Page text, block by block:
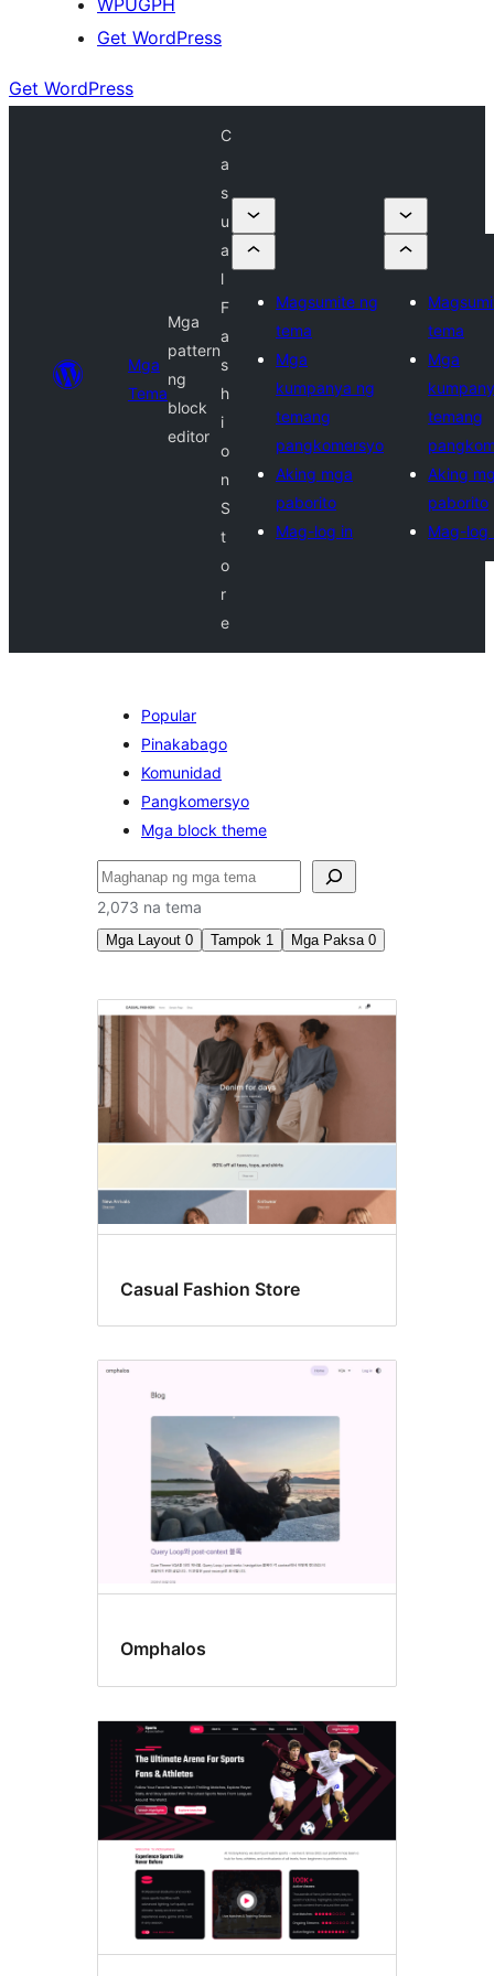
WPUGPH
Get WordPress
Get WordPress
Mga
Tema
Mga
pattern
ng
block
editor
C
a
s
u
a
l
F
a
s
h
i
o
n
S
t
o
r
e
Magsumite ng
tema
Mga
kumpanya ng
temang
pangkomersyo
Aking mga
paborito
Mag-log in
tema
Mga
temang
Aking
paborito
Mag-log
Popular
Pinakabago
Komunidad
Pangkomersyo
Mga block theme
Maghanap
2,073 na tema
Mga Layout 0 Tampok 1 Mga Paksa 0
Mga
pattern
ng
block
editor
Casual Fashion Store
Omphalos